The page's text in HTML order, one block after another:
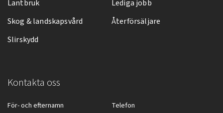
Lantbruk
Skog & landskapsvård
Slirskydd
Lediga jobb
Återförsäljare
Kontakta oss